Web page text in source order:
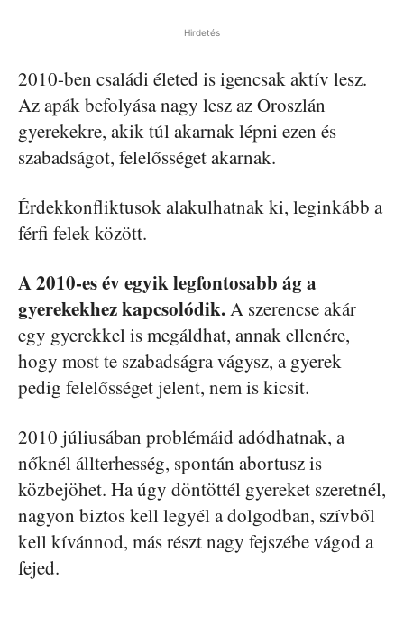
Hirdetés
2010-ben családi életed is igencsak aktív lesz.
Az apák befolyása nagy lesz az Oroszlán
gyerekekre, akik túl akarnak lépni ezen és
szabadságot, felelősséget akarnak.
Érdekkonfliktusokalakulhatnak ki, leginkább a
férfi felek között.
A 2010-esév egyik legfontosabb ág a
gyerekekhez kapcsolódik.A szerencse akár
egy gyerekkel is megáldhat, annak ellenére,
hogy most te szabadságra vágysz, a gyerek
pedig felelősséget jelent, nem is kicsit.
2010 júliusában problémáid adódhatnak, a
nőknélállterhesség, spontán abortusz is
közbejöhet. Ha úgy döntöttél gyereket szeretnél,
nagyon biztos kell legyél a dolgodban, szívből
kell kívánnod, más részt nagy fejszébe vágod a
fejed.